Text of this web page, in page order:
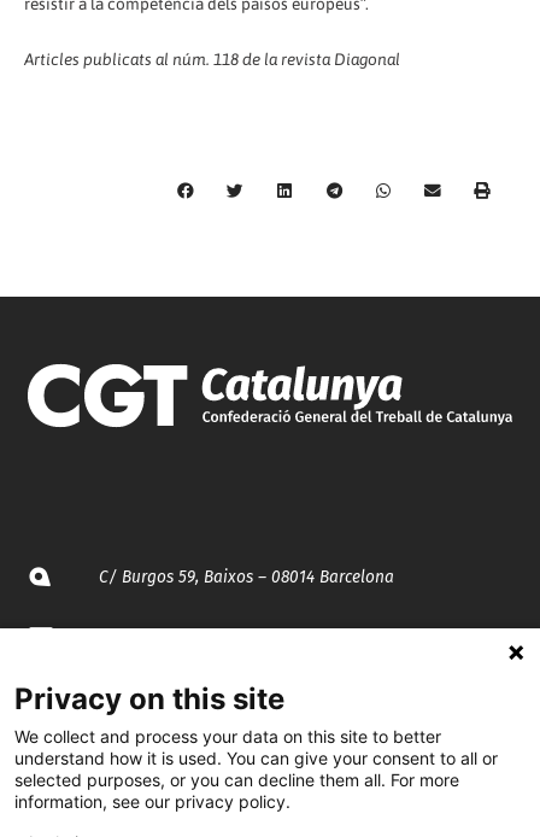
resistir a la competència dels països europeus”.
Articles publicats al núm. 118 de la revista Diagonal
C/ Burgos 59, Baixos – 08014 Barcelona
935 120 481
@CGTCatalunya
cgtcatalunya
Privacy on this site
We collect and process your data on this site to better
understand how it is used. You can give your consent to all or
selected purposes, or you can decline them all. For more
information, see our privacy policy.